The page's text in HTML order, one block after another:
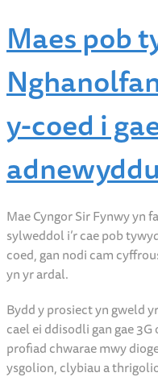
Maes pob
y-coed i
adnewyddu
Mae Cyngor Sir Fynwy yn
sylweddol i’r cae pob
coed, gan nodi cam